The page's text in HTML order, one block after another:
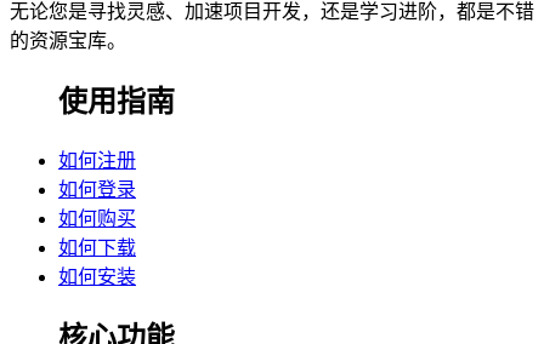
无论您是寻找灵感、加速项目开发，还是学习进阶，都是不错
的资源宝库。
使用指南
如何注册
如何登录
如何购买
如何下载
如何安装
核心功能